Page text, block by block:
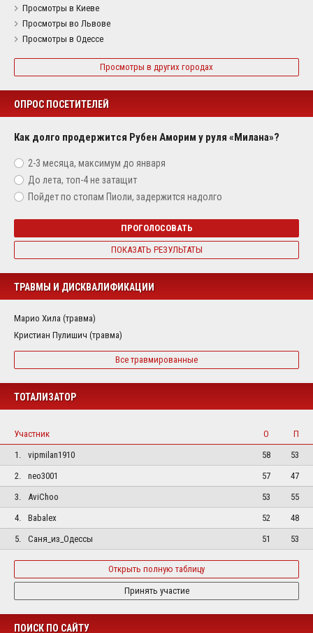
Просмотры в Киеве
Просмотры во Львове
Просмотры в Одессе
Просмотры в других городах
ОПРОС ПОСЕТИТЕЛЕЙ
Как долго продержится Рубен Аморим у руля «Милана»?
2-3 месяца, максимум до января
До лета, топ-4 не затащит
Пойдет по стопам Пиоли, задержится надолго
ПРОГОЛОСОВАТЬ
ПОКАЗАТЬ РЕЗУЛЬТАТЫ
ТРАВМЫ И ДИСКВАЛИФИКАЦИИ
Марио Хила (травма)
Кристиан Пулишич (травма)
Все травмированные
ТОТАЛИЗАТОР
Участник О
П
1.
vipmilan1910 58
53
2.
neo3001 57
47
3.
AviChoo 53
55
4.
Babalex 52
48
5.
Саня_из_Одессы 51 53
Открыть полную таблицу
Принять участие
ПОИСК ПО САЙТУ